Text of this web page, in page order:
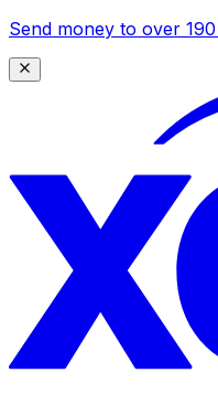
Send money to over